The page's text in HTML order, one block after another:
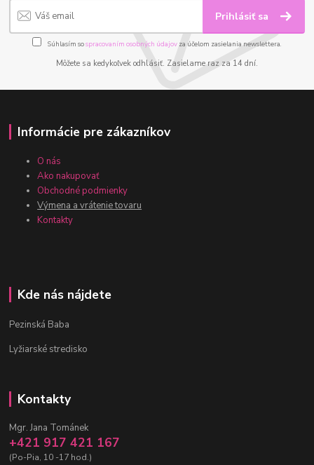
Prihlásiť sa
Súhlasím sospracovaním osobných údajov za účelom zasielania newslettera.
Môžete sa kedykoľvek odhlásiť. Zasielame raz za 14 dní.
Informácie pre zákazníkov
O nás
Ako nakupovať
Obchodné podmienky
Výmena a vrátenie tovaru
Kontakty
Kde nás nájdete
Pezinská Baba
Lyžiarské stredisko
Kontakty
Mgr. Jana Tománek
+421 917 421 167
(Po-Pia, 10 -17 hod.)